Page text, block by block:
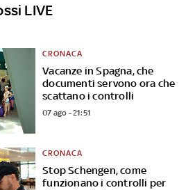
LIVE
Vacanze in Spagna, che
documenti servono ora che
scattano i controlli
CRONACA
07 ago - 21:51
Stop Schengen, come
funzionano i controlli per
CRONACA